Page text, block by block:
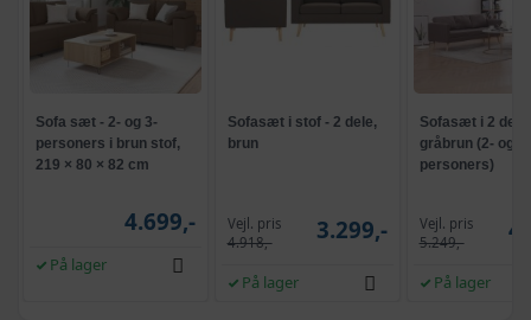
Sofa sæt - 2- og 3-
personers i brun stof,
219 × 80 × 82 cm
4.699,-
På lager
Sofasæt i stof - 2 dele,
brun
Vejl. pris
4.918,-
3.299,-
På lager
Sofasæt i 2 dele
gråbrun (2- og 3-
personers)
Vejl. pris
5.249,-
På lager